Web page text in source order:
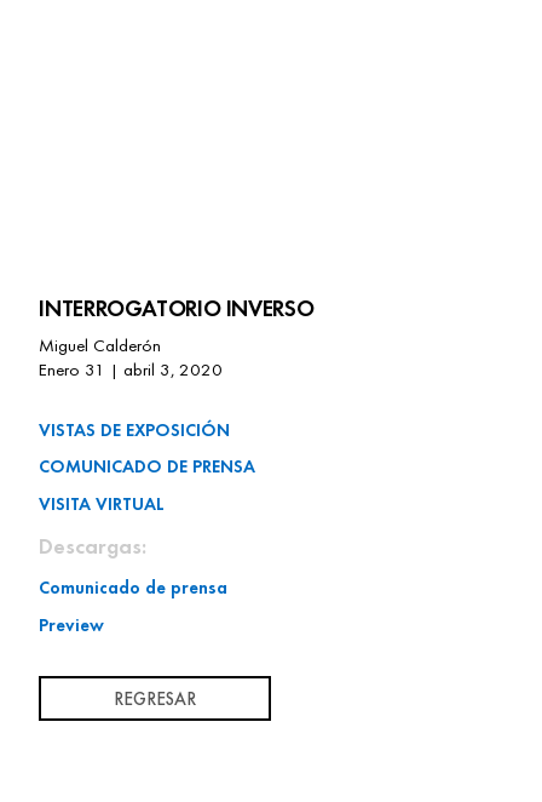
INTERROGATORIO INVERSO
Miguel Calderón
Enero 31 | abril 3, 2020
VISTAS DE EXPOSICIÓN
COMUNICADO DE PRENSA
VISITA VIRTUAL
Descargas:
Comunicado de prensa
Preview
REGRESAR